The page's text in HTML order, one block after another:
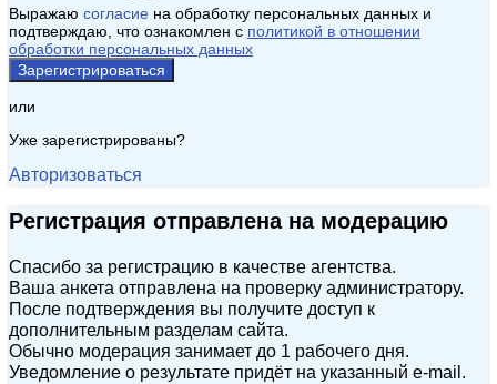
Выражаю согласие на обработку персональных данных и
подтверждаю, что ознакомлен с политикой в отношении
обработки персональных данных
Зарегистрироваться
или
Уже зарегистрированы?
Авторизоваться
Регистрация отправлена на модерацию
Спасибо за регистрацию в качестве агентства.
Ваша анкета отправлена на проверку администратору.
После подтверждения вы получите доступ к
дополнительным разделам сайта.
Обычно модерация занимает до 1 рабочего дня.
Уведомление о результате придёт на указанный e‑mail.